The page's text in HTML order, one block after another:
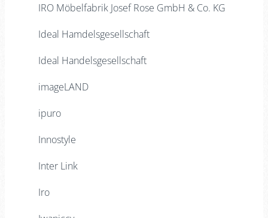
IRO Möbelfabrik Josef Rose GmbH & Co. KG
Ideal Hamdelsgesellschaft
Ideal Handelsgesellschaft
imageLAND
ipuro
Innostyle
Inter Link
Iro